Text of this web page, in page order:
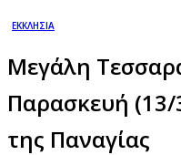
ΕΚΚΛΗΣΙΑ
Μεγάλη
Παρασκευή (13/
της Παναγίας